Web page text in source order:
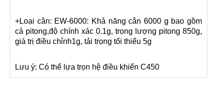
+Loại cân: EW-6000: Khả năng cân 6000 g bao gồm
cả pitong,độ chính xác 0.1g, trọng lượng pitong 850g,
giá trị điều chỉnh1g, tải trọng tối thiểu 5g
Lưu ý: Có thể lựa trọn hệ điều khiển C450